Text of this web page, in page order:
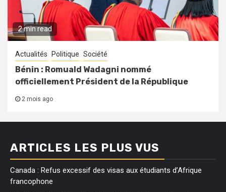
2 min read
Actualités Politique Société
Bénin : Romuald Wadagni nommé
officiellement Président de la République
2 mois ago
ARTICLES LES PLUS VUS
Canada : Refus excessif des visas aux étudiants d’Afrique
francophone